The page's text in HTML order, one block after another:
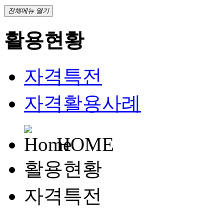
전체메뉴 열기
활용현황
자격특전
자격활용사례
HOME
활용현황
자격특전